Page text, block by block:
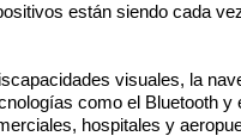
están siendo cada
visuales, la
como el Bluetooth
hospitales y